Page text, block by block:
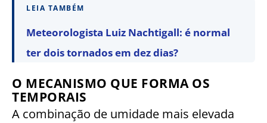
LEIA TAMBÉM
Meteorologista Luiz Nachtigall: é normal
ter dois tornados em dez dias?
O MECANISMO QUE FORMA OS
TEMPORAIS
A combinação de umidade mais elevada